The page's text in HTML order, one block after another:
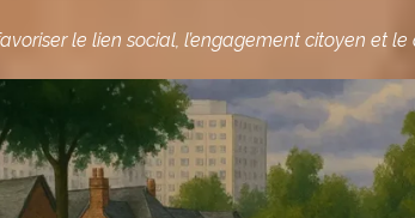
le lien social, l’engagement citoyen et